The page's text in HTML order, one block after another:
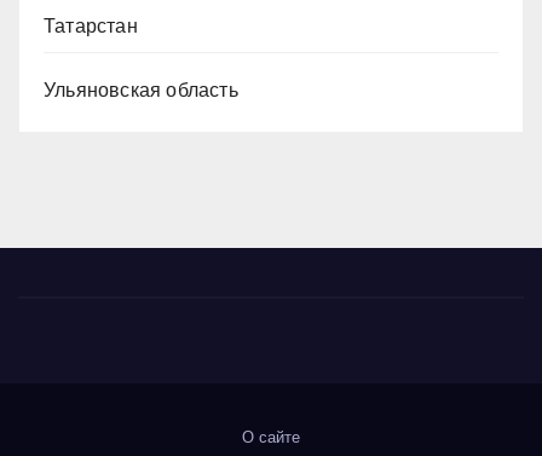
Татарстан
Ульяновская область
О сайте